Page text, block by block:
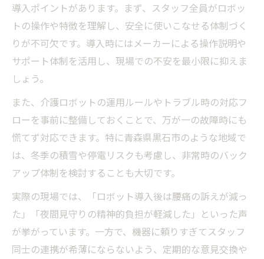
賢く補助金を活用するための申請ポイント
介護現場で使える補助金の種類と対象
補助金活用によるコスト負担軽減の工夫
現場で選ばれる介護ロボットの特徴
利用者満足度を高める技術革新とは
介護サービスを支えるICTの役割
現場改善に寄与するロボット導入事例
導入ポイントがあります。まず、スタッフ全員がロボッ
トの操作や特徴を理解し、安全に使いこなせる体制づく
りが不可欠です。導入時にはメーカーによる操作説明や
サポート体制を活用し、現場での不安を最小限に抑えま
しょう。
また、介護ロボットの運用ルールやトラブル時の対応フ
ローを事前に整備しておくことで、万が一の故障時にも
慌てず対応できます。特に青森県黒石市のような地域で
は、冬季の積雪や停電リスクも考慮し、非常時のバック
アップ体制を検討することも大切です。
実際の現場では、「ロボット導入後は腰痛の訴えが減っ
た」「夜間見守りの精神的負担が軽減した」といった声
が挙がっています。一方で、機器に頼りすぎてスタッフ
同士の連携が希薄にならないよう、定期的な意見交換や